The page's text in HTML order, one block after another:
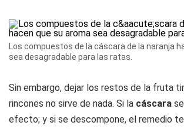
Los compuestos de la cáscara de la naranja
sea desagradable para las ratas.
Sin embargo, dejar los restos de la fruta
rincones no sirve de nada. Si la cáscara
efecto; y si se descompone, el remedio